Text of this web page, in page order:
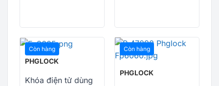
Còn hàng
PHGLOCK
Khóa điện tử dùng
Còn hàng
PHGLOCK